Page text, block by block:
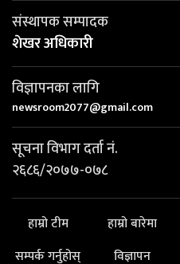
संस्थापक सम्पादक
शेखर अधिकारी
विज्ञापनका लागि
newsroom2077@gmail.com
सूचना विभाग दर्ता नं.
२६८६/२०७७-०७८
हाम्रो टीम हाम्रो बारेमा
सम्पर्क गर्नुहोस्
विज्ञापन